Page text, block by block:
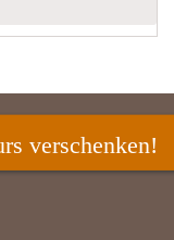
verschenken!